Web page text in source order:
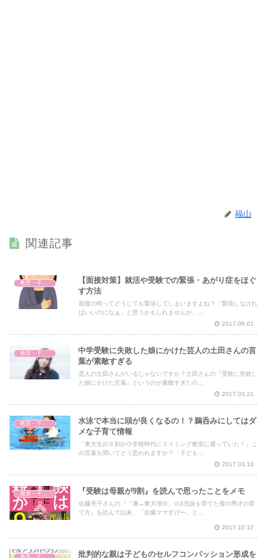
福山
関連記事
教育・子育て
【面接対策】就活や受験での緊張・あがり症をほぐ
す方法
面接の時ってどうしても緊張してしまいますよね？「緊張しなけれ
ばいいのになぁ」と思うかもしれませんが、...
2017.06.01
教育・子育て
中学受験に失敗した娘にかけた芸人の土田さんの言
葉が素敵すぎる
芸人の土田さんがいるじゃないですか？土田さんの『受験に失敗し
た娘にかけた言葉』というのが素敵すぎたの...
2017.03.21
教育・子育て
水泳で本当に頭が良くなるの！？鵜呑みにしてはダ
メな子育て情報
「東大生の６割が小学校時代にスイミング教室に通っていた！」こ
の言葉を聞いてどう思われますか？「子ども...
2017.03.10
教育・子育て 『受験は母親が9割』を読んで思ったことをメモ
佐藤亮子さんの『「灘→東大理Ⅲ」の3兄妹を育てた母の秀才の育
て方』を読んで以来、「佐藤ママすげー」と...
2017.10.17
批判的な親は子どものセルフコンパッション形成を